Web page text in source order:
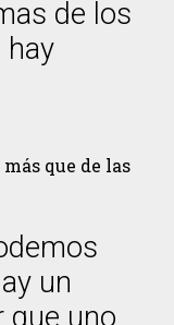
de los
hay
que de las
un
que uno